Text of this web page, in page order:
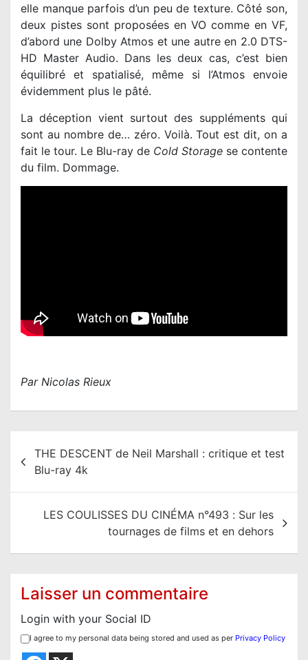
elle manque parfois d’un peu de texture. Côté son,
deux pistes sont proposées en VO comme en VF,
d’abord une Dolby Atmos et une autre en 2.0 DTS-
HD Master Audio. Dans les deux cas, c’est bien
équilibré et spatialisé, même si l’Atmos envoie
évidemment plus le pâté.
La déception vient surtout des suppléments qui
sont au nombre de… zéro. Voilà. Tout est dit, on a
fait le tour. Le Blu-ray de Cold Storage se contente
du film. Dommage.
Par Nicolas Rieux
d
THE DESCENT de Neil Marshall : critique et test
Blu-ray 4k
LES COULISSES DU CINÉMA n°493 : Sur les
tournages de films et en dehors
Laisser un commentaire
Login with your Social ID
I agree to my personal data being stored and used as per Privacy Policy